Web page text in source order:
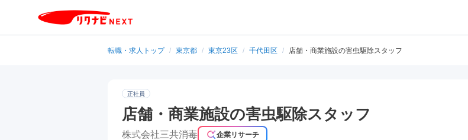
転職・求人トップ / 東京都 / 東京23区 / 千代田区 / 店舗・商業施設の害虫駆除スタッフ
正社員
店舗・商業施設の害虫駆除スタッフ
株式会社三共消毒 企業リサーチ